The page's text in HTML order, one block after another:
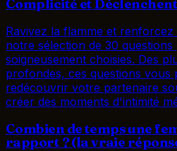
Complicité et Déclenchent
Ravivez la flamme et
notre sélection de 30
soigneusement choisies. Des
profondes, ces questions vous
redécouvrir votre partenaire
créer des moments d'intimité
Combien de temps une
rapport ? (la vraie